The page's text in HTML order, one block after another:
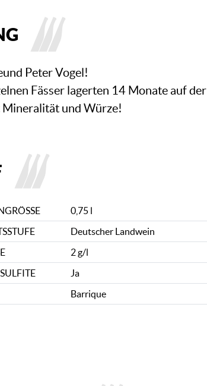
Peter Vogel!
Fässer lagerten 14 Monate auf der
Mineralität und Würze!
0,75 l
Deutscher Landwein
2 g/l
Ja
Barrique